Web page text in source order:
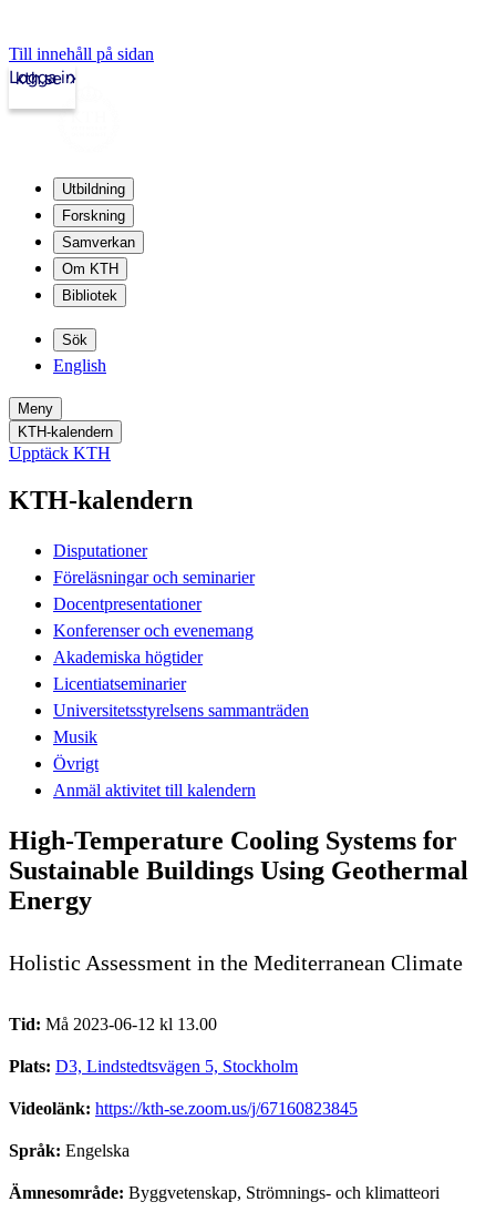
Till innehåll på sidan
kth.se
Logga in
Utbildning
Forskning
Samverkan
Om KTH
Bibliotek
Sök
English
Meny
KTH-kalendern
Upptäck KTH
KTH-kalendern
Disputationer
Föreläsningar och seminarier
Docentpresentationer
Konferenser och evenemang
Akademiska högtider
Licentiatseminarier
Universitetsstyrelsens sammanträden
Musik
Övrigt
Anmäl aktivitet till kalendern
High-Temperature Cooling Systems for
Sustainable Buildings Using Geothermal
Energy
Holistic Assessment in the Mediterranean Climate
Tid: Må 2023-06-12 kl 13.00
Plats: D3, Lindstedtsvägen 5, Stockholm
Videolänk: https://kth-se.zoom.us/j/67160823845
Språk: Engelska
Ämnesområde: Byggvetenskap, Strömnings- och klimatteori